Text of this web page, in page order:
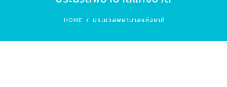
HOME ประมวลพยาบาลแห่งชาติ